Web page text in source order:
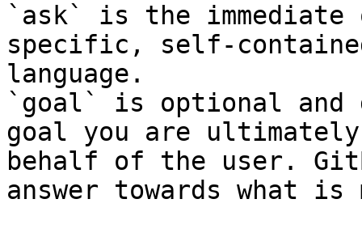
`ask` is the
specific, self-
language.
`goal` is optional and
goal you are
behalf of the user.
answer towards what